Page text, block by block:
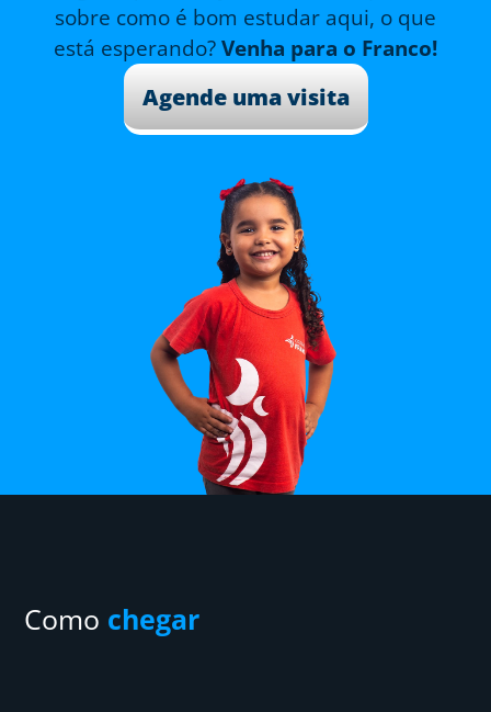
sobre como é bom estudar aqui, o que
está esperando?Venha para o Franco!
Agende uma visita
Como chegar